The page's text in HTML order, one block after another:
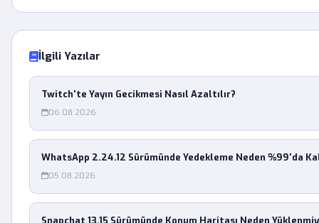
İlgili Yazılar
Twitch'te Yayın Gecikmesi Nasıl Azaltılır?
06.08.2026
WhatsApp 2.24.12 Sürümünde Yedekleme Neden %99'da
05.08.2026
Snapchat 13.15 Sürümünde Konum Haritası Neden